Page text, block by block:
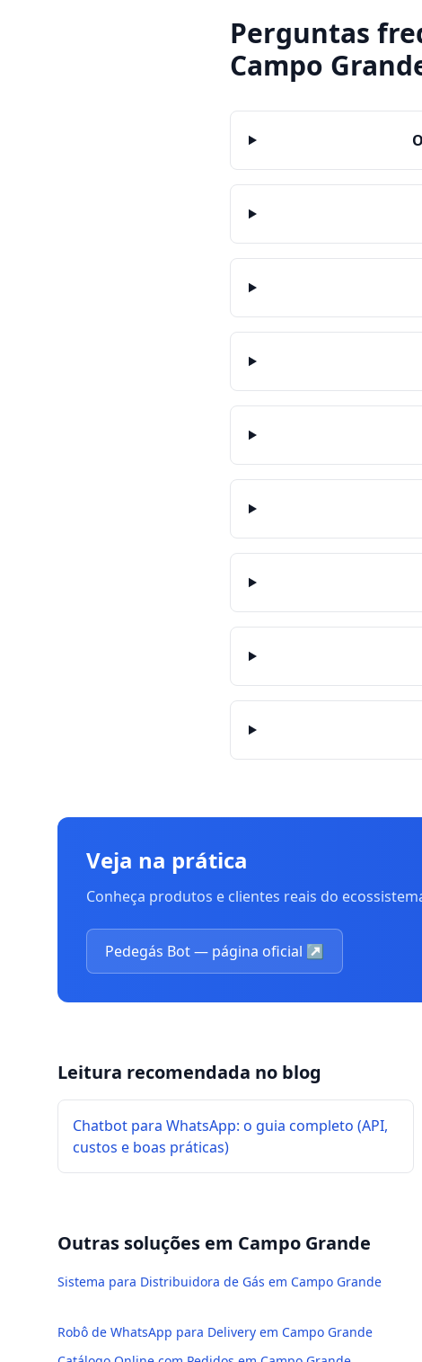
Perguntas
Campo
Veja na prática
Conheça produtos e clientes reais do
Pedegás Bot — página oficial ↗
Leitura recomendada no blog
Chatbot para WhatsApp: o guia completo (API,
custos e boas práticas)
Outras soluções em Campo Grande
Sistema para Distribuidora de Gás em Campo Grande
Robô de WhatsApp para Delivery em Campo Grande